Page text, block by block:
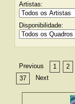
Artistas:
Disponibilidade:
Previous 1 2
37
Next